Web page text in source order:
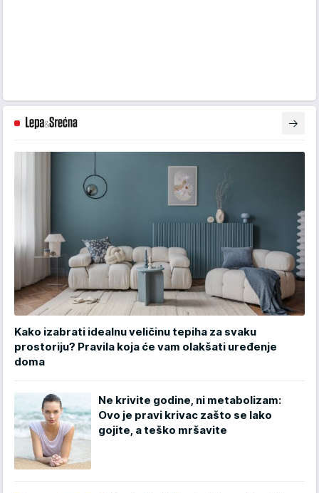
Kako izabrati idealnu veličinu tepiha za svaku
prostoriju? Pravila koja će vam olakšati uređenje
doma
Ne krivite godine, ni metabolizam:
Ovo je pravi krivac zašto se lako
gojite, a teško mršavite